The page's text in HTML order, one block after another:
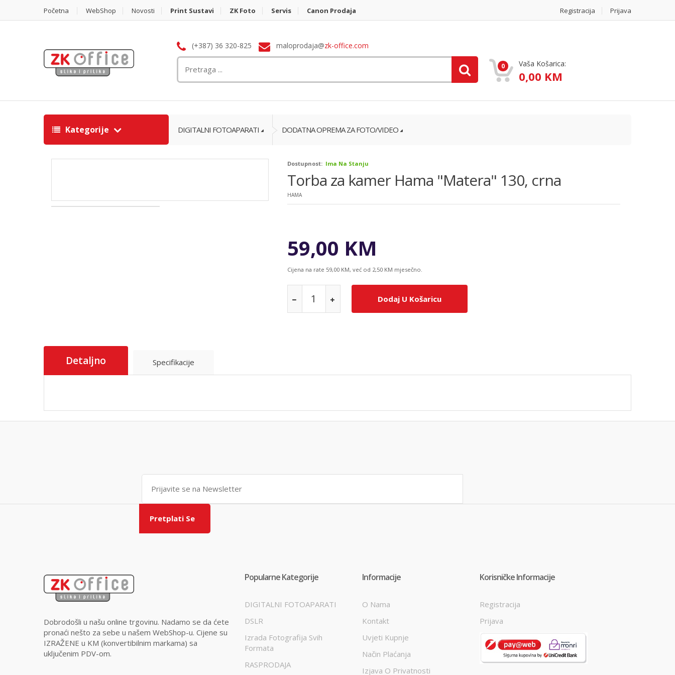
Početna WebShop Novosti Print Sustavi ZK Foto Servis Canon Prodaja Registracija Prijava
(+387) 36 320-825 maloprodaja@zk-office.com
0 Vaša Košarica:
0,00 KM
Kategorije DIGITALNI FOTOAPARATI DODATNA OPREMA ZA FOTO/VIDEO
Dostupnost: Ima Na Stanju
Torba za kamer Hama "Matera" 130, crna
HAMA
59,00 KM
Cijena na rate 59,00 KM, već od 2,50 KM mjesečno.
Dodaj U Košaricu
Detaljno Specifikacije
Pretplati Se
Dobrodošli u našu online trgovinu. Nadamo se da ćete
pronaći nešto za sebe u našem WebShop-u. Cijene su
IZRAŽENE u KM (konvertibilnim markama) sa
uključenim PDV-om.
Popularne Kategorije
DIGITALNI FOTOAPARATI
DSLR
Izrada Fotografija Svih
Formata
RASPRODAJA
Informacije
O Nama
Kontakt
Uvjeti Kupnje
Način Plaćanja
Izjava O Privatnosti
Korisničke Informacije
Registracija
Prijava